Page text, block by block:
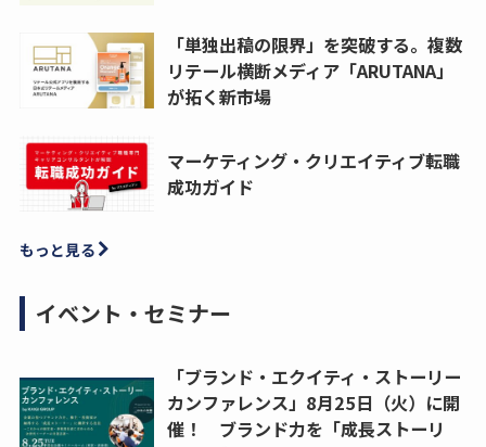
「単独出稿の限界」を突破する。複数
リテール横断メディア「ARUTANA」
が拓く新市場
マーケティング・クリエイティブ転職
成功ガイド
もっと見る
イベント・セミナー
「ブランド・エクイティ・ストーリー
カンファレンス」8月25日（火）に開
催！ ブランド力を「成長ストーリ